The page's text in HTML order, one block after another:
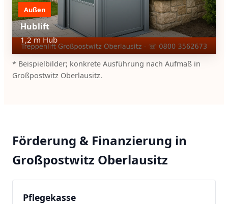
Außen
Hublift
1,2 m Hub
* Beispielbilder; konkrete Ausführung nach Aufmaß in
Großpostwitz Oberlausitz.
Förderung & Finanzierung in
Großpostwitz Oberlausitz
Pflegekasse